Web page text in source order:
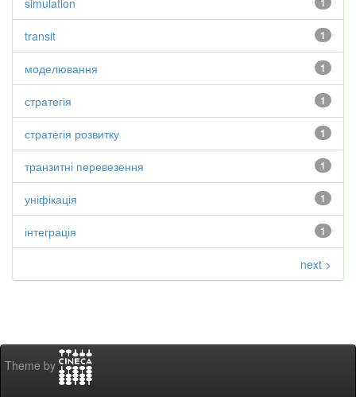
simulation
1
transit
1
моделювання
1
стратегія
1
стратегія розвитку
1
транзитні перевезення
1
уніфікація
1
інтеграція
next >
Theme by